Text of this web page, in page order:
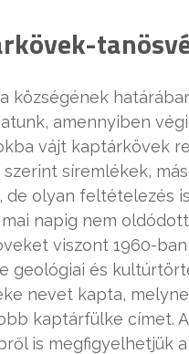
községének
amennyiben
vájt kaptárkövek
síremlékek,
de olyan feltételezés
napig nem
viszont 1960-
geológiai és
nevet kapta,
kaptárfülke címet.
is megfigyelhetjük